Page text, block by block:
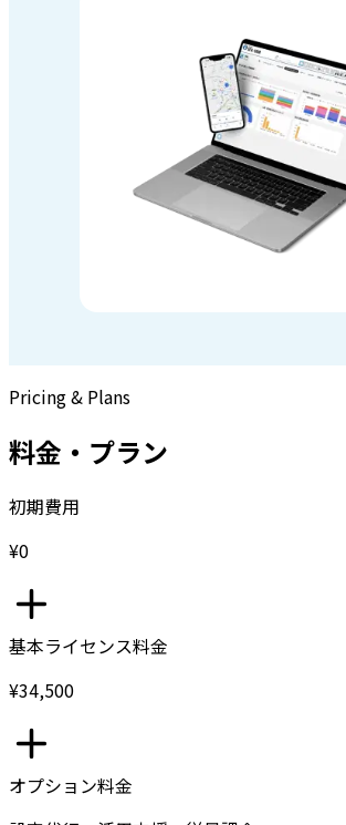
Pricing & Plans
料金・プラン
初期費用
¥0
基本ライセンス料金
¥34,500
オプション料金